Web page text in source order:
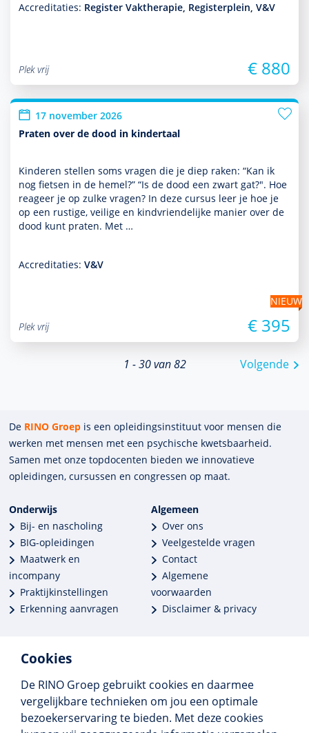
Cookies
De RINO Groep gebruikt cookies en daarmee
vergelijkbare technieken om jou een optimale
bezoekerservaring te bieden. Met deze cookies
Accreditaties: Register Vaktherapie, Registerplein, V&V
Plek vrij € 880
17 november 2026
Praten over de dood in kindertaal
Kinderen stellen soms vragen die je diep raken: “Kan ik
nog fietsen in de hemel?” “Is de dood een zwart gat?". Hoe
reageer je op zulke vragen? In deze cursus leer je hoe je
op een rustige, veilige en kindvriendelijke manier over de
dood kunt praten. Met …
Accreditaties: V&V
NIEUW
Plek vrij
€ 395
1 - 30 van 82 Volgende
De RINO Groep is een opleidings­insti­tuut voor mensen die
werken met mensen met een psychische kwets­baar­heid.
Samen met onze top­docenten bieden we innova­tieve
opleidingen, cursussen en congres­sen op maat.
Onderwijs
Bij- en nascholing
BIG-opleidingen
Maatwerk en
incompany
Praktijkinstellingen
Erkenning aanvragen
Algemeen
Over ons
Veelgestelde vragen
Contact
Algemene
voorwaarden
Disclaimer & privacy
Meer dan 250 opleidingen
Alle BIG-opleidingen in huis
Cedeo-erkend en CRKBO-geregistreerd